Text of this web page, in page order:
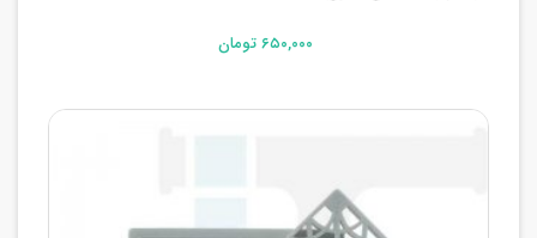
۶۵۰,۰۰۰ تومان